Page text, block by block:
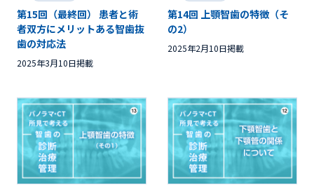
第15回（最終回） 患者と術
者双方にメリットある智歯抜
歯の対応法
2025年3月10日掲載
第14回 上顎智歯の特徴（そ
の2）
2025年2月10日掲載